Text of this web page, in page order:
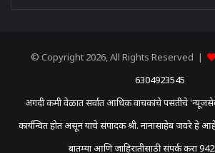
© Copyright 2026, All Rights Reserved |
6304923545
अगदी कमी वेळात सर्वात आधिक वाचकांचे पसंतीचे
कार्यन्वित होत असून याचे संपादक श्री. नानासाहेब जवरे हे
बातम्या आणि जाहिरातीसाठी संपर्क करा